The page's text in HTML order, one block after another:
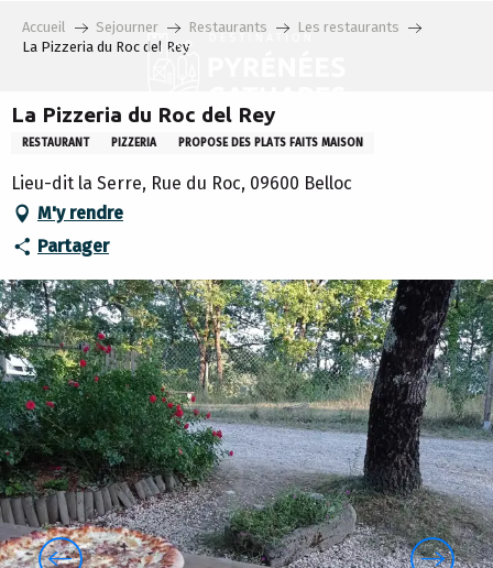
Accueil Sejourner Restaurants
Les restaurants
La Pizzeria du Roc del Rey
La Pizzeria du Roc del Rey
RESTAURANT PIZZERIA PROPOSE DES PLATS FAITS MAISON
Lieu-dit la Serre, Rue du Roc, 09600 Belloc
M'y rendre
Partager